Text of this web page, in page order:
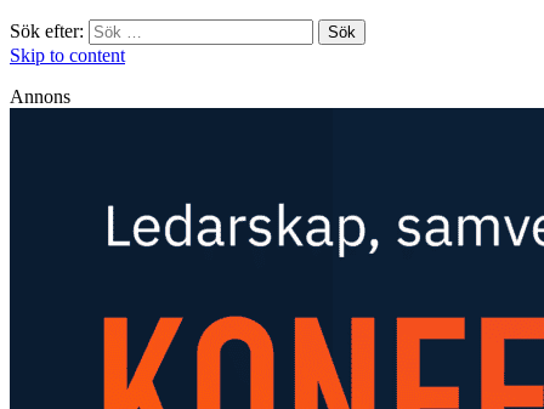
Sök efter:
Skip to content
Annons